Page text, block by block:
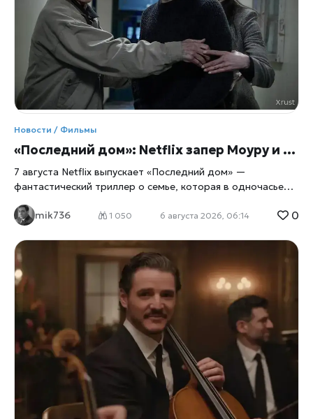
инвесторов, а не в кулуарных разговорах, меняет статус
проекта. «Матрица 5» оказалась не единственным
сюрпризом письма: тем же документом Warner Bros.
Discovery анонсировала игровой фильм про Джетсонов с
Джимом Керри в роли Джорджа Джетсона — получилась
любопытная пара анонсов, где одна франшиза когда-то
пугала зрителя восстанием машин, а другая обещала им
же летающие автомобили и роботов-домработниц. Оба
тайтла вписаны в рекордный прокатный план студии на
Новости / Фильмы
«Последний дом»: Netflix запер Моуру и Ли в их же доме
7 августа Netflix выпускает «Последний дом» —
фантастический триллер о семье, которая в одночасье
роли исполнили Вагнер Моура и Грета Ли, а для
разбираться в физиологии паники не по книжкам, а с
помощью настоящего специалиста по выживанию. Дом
как ловушка Сюжет прост до жути: обычная семья из
четырёх человек просыпается и обнаруживает, что
выбраться наружу больше нельзя, сообщаетxrust. Двери,
окна, любые щели — всё наглухо запечатано. Снаружи
маячит нечто, природа которого до самого финала
остаётся загадкой, а внутри стремительно тают запасы
еды и воды. Дальше — вопрос на выживание: либо герои
учатся действовать сообща, либо сходят с ума
поодиночке, запертые вместе с собственными страхами и
старыми семейными обидами. Постановщиком выступил
mik736 1 050 6 августа 2026, 06:14 0